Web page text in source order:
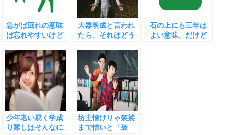
急がば回れの意味
は忘れやすいけど
大器晩成と言われ
たら、それはどう
石の上にも三年は
よい意味、だけど
少年老い易く学成
り難しはそんなに
坊主憎けりゃ袈裟
まで憎いと「袈